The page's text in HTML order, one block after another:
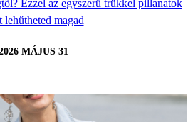
Ezzel az egyszerű trükkel pillanatok
lehűtheted magad
MÁJUS 31